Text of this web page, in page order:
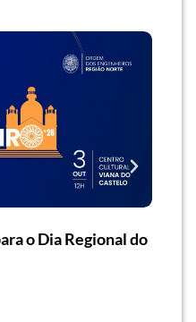
o Dia Regional do